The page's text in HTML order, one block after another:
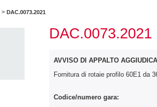
> DAC.0073.2021
DAC.0073.2021
AVVISO DI APPALTO
Fornitura di rotaie profilo 60E1 da
Codice/numero gara: